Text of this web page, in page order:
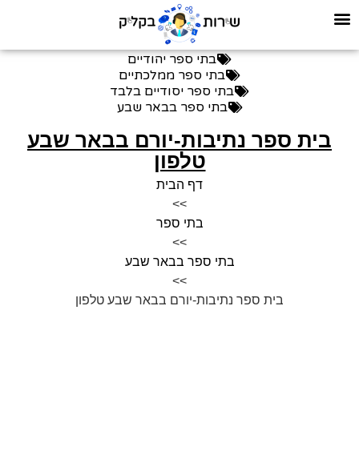
בתי ספר יהודיים
בתי ספר ממלכתיים
בתי ספר יסודיים בלבד
בתי ספר בבאר שבע
בית ספר נתיבות-יורם בבאר שבע
טלפון
דף הבית
>>
בתי ספר
>>
בתי ספר בבאר שבע
>>
בית ספר נתיבות-יורם בבאר שבע טלפון